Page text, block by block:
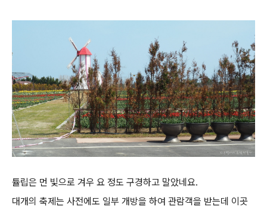
튤립은 먼 빛으로 겨우 요 정도 구경하고 말았네요.
대개의 축제는 사전에도 일부 개방을 하여 관람객을 받는데 이곳